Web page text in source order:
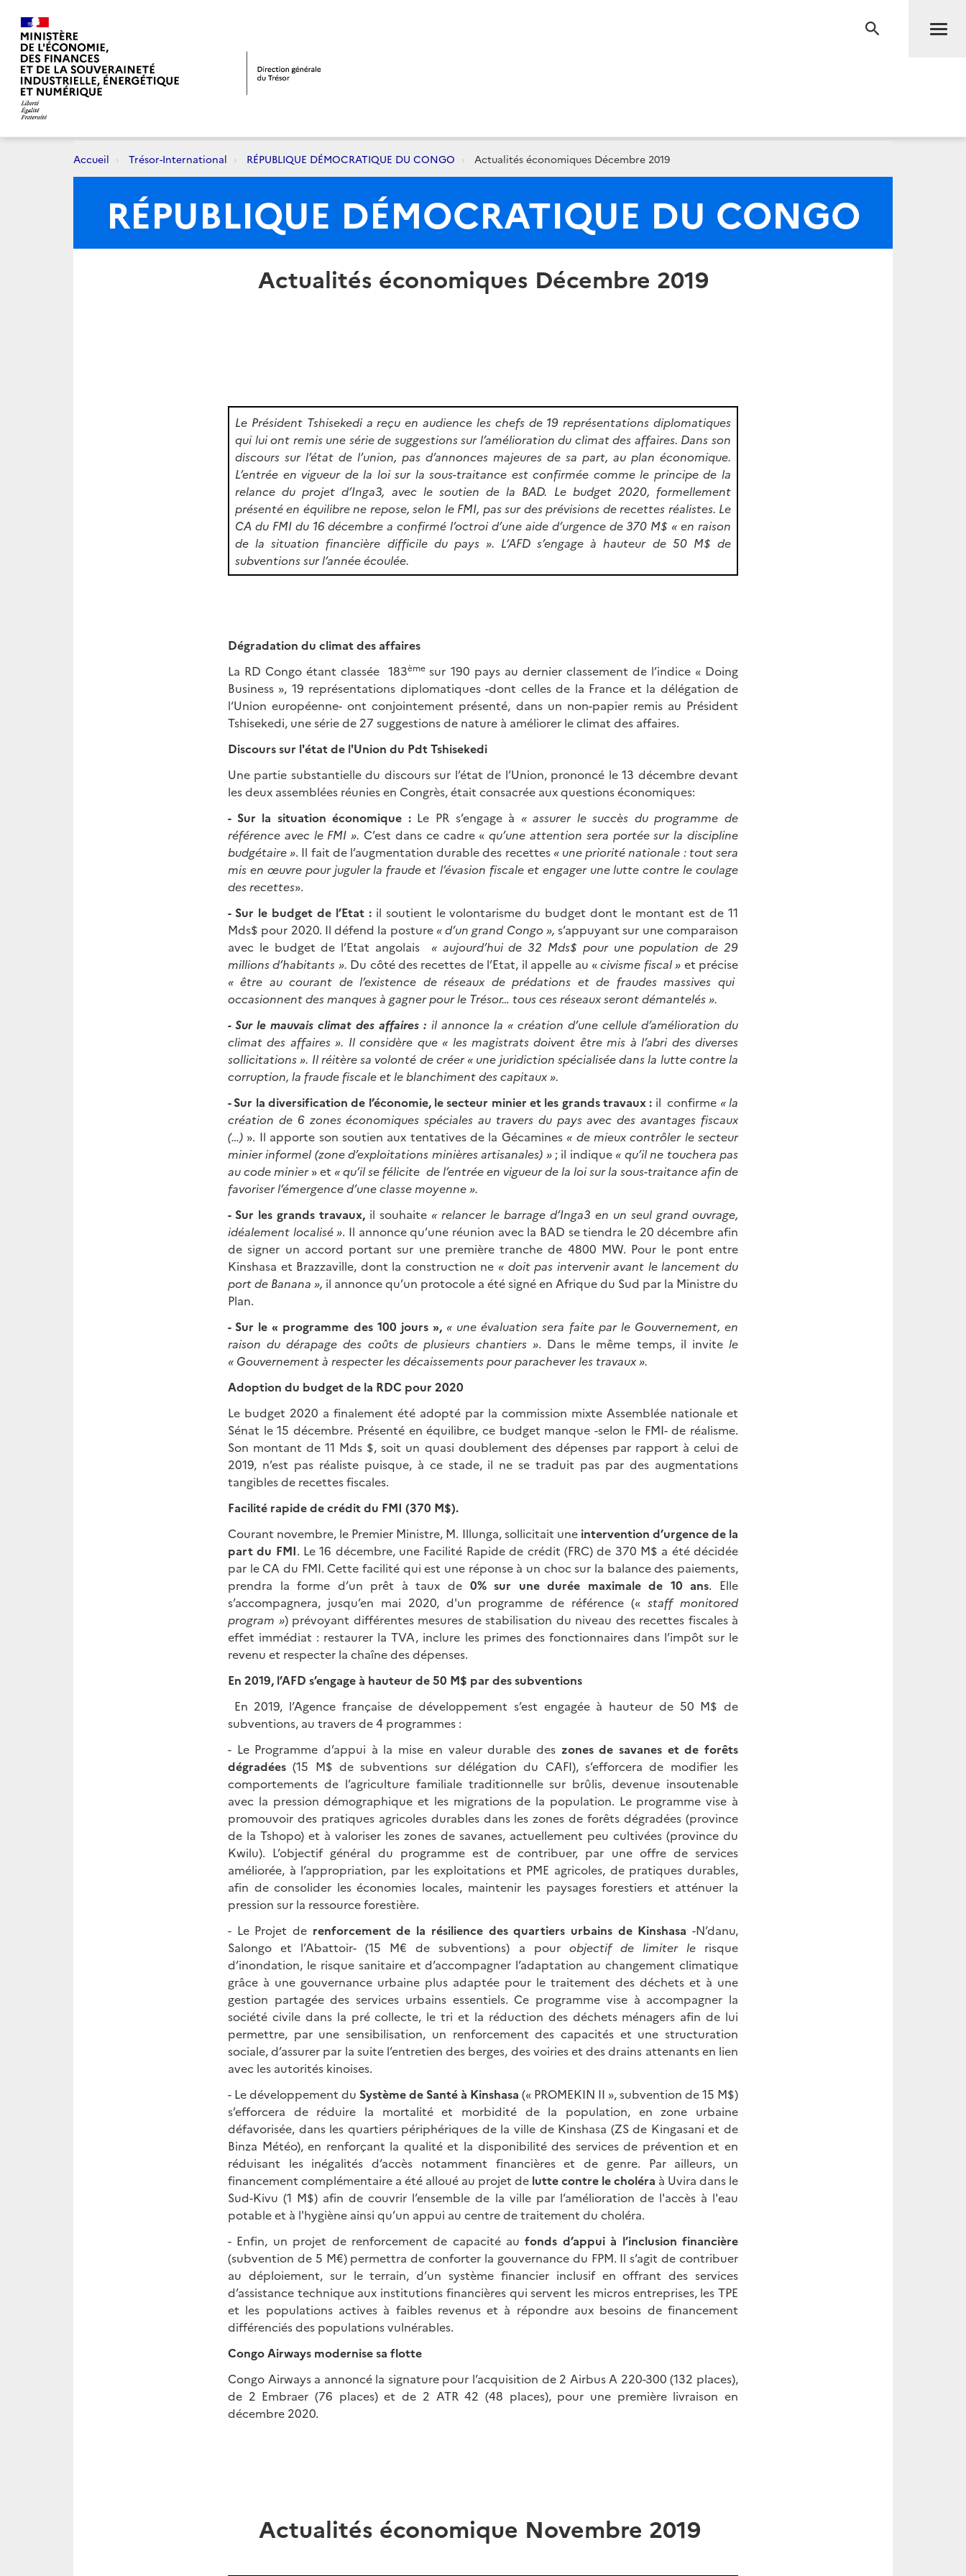
RECHERCHE
Accueil Trésor-International RÉPUBLIQUE DÉMOCRATIQUE DU CONGO Actualités économiques Décembre 2019
RÉPUBLIQUE DÉMOCRATIQUE DU CONGO
Actualités économiques Décembre 2019
Le Président Tshisekedi a reçu en audience les chefs de 19 représentations diplomatiques
qui lui ont remis une série de suggestions sur l’amélioration du climat des affaires. Dans son
discours sur l’état de l’union, pas d’annonces majeures de sa part, au plan économique.
L’entrée en vigueur de la loi sur la sous-traitance est confirmée comme le principe de la
relance du projet d’Inga3, avec le soutien de la BAD. Le budget 2020, formellement
présenté en équilibre ne repose, selon le FMI, pas sur des prévisions de recettes réalistes. Le
CA du FMI du 16 décembre a confirmé l’octroi d’une aide d’urgence de 370 M$ « en raison
de la situation financière difficile du pays ». L’AFD s’engage à hauteur de 50 M$ de
subventions sur l’année écoulée.
Dégradation du climat des affaires
La RD Congo étant classée 183ème sur 190 pays au dernier classement de l’indice « Doing
Business », 19 représentations diplomatiques -dont celles de la France et la délégation de
l‘Union européenne- ont conjointement présenté, dans un non-papier remis au Président
Tshisekedi, une série de 27 suggestions de nature à améliorer le climat des affaires.
Discours sur l'état de l'Union du Pdt Tshisekedi
Une partie substantielle du discours sur l’état de l’Union, prononcé le 13 décembre devant
les deux assemblées réunies en Congrès, était consacrée aux questions économiques:
- Sur la situation économique :Le PR s’engage à « assurer le succès du programme de
référence avec le FMI ». C’est dans ce cadre «qu’une attention sera portée sur la discipline
budgétaire ». Il fait de l’augmentation durable des recettes « une priorité nationale : tout sera
mis en œuvre pour juguler la fraude et l’évasion fiscale et engager une lutte contre le coulage
des recettes».
- Sur le budget de l’Etat : il soutient le volontarisme du budget dont le montant est de 11
Mds$ pour 2020. Il défend la posture « d’un grand Congo »,s’appuyant sur une comparaison
avec le budget de l’Etat angolais « aujourd’hui de 32 Mds$ pour une population de 29
millions d’habitants ». Du côté des recettes de l’Etat, il appelle au «civisme fiscal » et précise
« être au courant de l’existence de réseaux de prédations et de fraudes massives qui
occasionnent des manques à gagner pour le Trésor… tous ces réseaux seront démantelés ».
- Sur le mauvais climat des affaires : il annonce la « création d’une cellule d’amélioration du
climat des affaires ». Il considère que « les magistrats doivent être mis à l’abri des diverses
sollicitations ». Il réitère sa volonté de créer« une juridiction spécialisée dans la lutte contre la
corruption, la fraude fiscale et le blanchiment des capitaux ».
-Sur la diversification de l’économie, le secteur minier et les grands travaux : il confirme « la
création de 6 zones économiques spéciales au travers du pays avec des avantages fiscaux
(…) ». Il apporte son soutien aux tentatives de la Gécamines « de mieux contrôler le secteur
minier informel (zone d’exploitations minières artisanales) »; il indique « qu’il ne touchera pas
au code minier» et « qu’il se félicite de l’entrée en vigueur de la loi sur la sous-traitance afin de
favoriser l’émergence d’une classe moyenne ».
- Sur les grands travaux, il souhaite « relancer le barrage d’Inga3 en un seul grand ouvrage,
idéalement localisé ». Il annonce qu’une réunion avec la BAD se tiendra le 20 décembre afin
de signer un accord portant sur une première tranche de 4800 MW. Pour le pont entre
Kinshasa et Brazzaville, dont la construction ne « doit pas intervenir avant le lancement du
port de Banana », il annonce qu’un protocole a été signé en Afrique du Sud par la Ministre du
Plan.
- Sur le « programme des 100 jours », « une évaluation sera faite par le Gouvernement, en
raison du dérapage des coûts de plusieurs chantiers ». Dans le même temps, il invite le
« Gouvernement à respecter les décaissements pour parachever les travaux ».
Adoption du budget de la RDC pour 2020
Le budget 2020 a finalement été adopté par la commission mixte Assemblée nationale et
Sénat le 15 décembre. Présenté en équilibre, ce budget manque -selon le FMI- de réalisme.
Son montant de 11 Mds $, soit un quasi doublement des dépenses par rapport à celui de
2019, n’est pas réaliste puisque, à ce stade, il ne se traduit pas par des augmentations
tangibles de recettes fiscales.
Facilité rapide de crédit du FMI (370 M$).
Courant novembre, le Premier Ministre, M. Illunga, sollicitait une intervention d’urgence de la
part du FMI. Le 16 décembre, une Facilité Rapide de crédit (FRC) de 370 M$ a été décidée
par le CA du FMI. Cette facilité qui est une réponse à un choc sur la balance des paiements,
prendra la forme d’un prêt à taux de 0% sur une durée maximale de 10 ans. Elle
s’accompagnera, jusqu’en mai 2020, d'un programme de référence («staff monitored
program ») prévoyant différentes mesures de stabilisation du niveau des recettes fiscales à
effet immédiat : restaurer la TVA, inclure les primes des fonctionnaires dans l’impôt sur le
revenu et respecter la chaîne des dépenses.
En 2019, l’AFD s’engage à hauteur de 50 M$ par des subventions
En 2019, l’Agence française de développement s’est engagée à hauteur de 50 M$ de
subventions, au travers de 4 programmes :
- Le Programme d’appui à la mise en valeur durable des zones de savanes et de forêts
dégradées (15 M$ de subventions sur délégation du CAFI), s’efforcera de modifier les
comportements de l’agriculture familiale traditionnelle sur brûlis, devenue insoutenable
avec la pression démographique et les migrations de la population. Le programme vise à
promouvoir des pratiques agricoles durables dans les zones de forêts dégradées (province
de la Tshopo) et à valoriser les zones de savanes, actuellement peu cultivées (province du
Kwilu). L’objectif général du programme est de contribuer, par une offre de services
améliorée, à l’appropriation, par les exploitations et PME agricoles, de pratiques durables,
afin de consolider les économies locales, maintenir les paysages forestiers et atténuer la
pression sur la ressource forestière.
- Le Projet de renforcement de la résilience des quartiers urbains de Kinshasa -N’danu,
Salongo et l’Abattoir- (15 M€ de subventions) a pour objectif de limiter lerisque
d’inondation, le risque sanitaire et d’accompagner l’adaptation au changement climatique
grâce à une gouvernance urbaine plus adaptée pour le traitement des déchets et à une
gestion partagée des services urbains essentiels. Ce programme vise à accompagner la
société civile dans la pré collecte, le tri et la réduction des déchets ménagers afin de lui
permettre, par une sensibilisation, un renforcement des capacités et une structuration
sociale, d’assurer par la suite l’entretien des berges, des voiries et des drains attenants en lien
avec les autorités kinoises.
- Le développement du Système de Santé à Kinshasa (« PROMEKIN II », subvention de 15 M$)
s’efforcera de réduire la mortalité et morbidité de la population, en zone urbaine
défavorisée, dans les quartiers périphériques de la ville de Kinshasa (ZS de Kingasani et de
Binza Météo), en renforçant la qualité et la disponibilité des services de prévention et en
réduisant les inégalités d’accès notamment financières et de genre. Par ailleurs, un
financement complémentaire a été alloué au projet de lutte contre le choléra à Uvira dans le
Sud-Kivu (1 M$) afin de couvrir l’ensemble de la ville par l’amélioration de l'accès à l'eau
potable et à l'hygiène ainsi qu’un appui au centre de traitement du choléra.
- Enfin, un projet de renforcement de capacité au fonds d’appui à l’inclusion financière
(subvention de 5 M€) permettra de conforter la gouvernance du FPM. Il s’agit de contribuer
au déploiement, sur le terrain, d’un système financier inclusif en offrant des services
d’assistance technique aux institutions financières qui servent les micros entreprises, les TPE
et les populations actives à faibles revenus et à répondre aux besoins de financement
différenciés des populations vulnérables.
Congo Airways modernise sa flotte
Congo Airways a annoncé la signature pour l’acquisition de 2 Airbus A 220-300 (132 places),
de 2 Embraer (76 places) et de 2 ATR 42 (48 places), pour une première livraison en
décembre 2020.
Actualités économique Novembre 2019